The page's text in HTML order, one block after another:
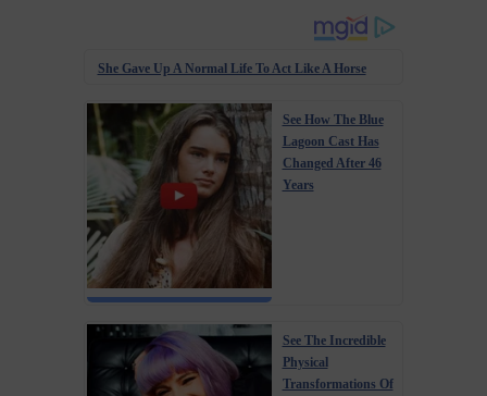
She Gave Up A Normal Life To Act Like A Horse
See How The Blue
Lagoon Cast Has
Changed After 46
Years
See The Incredible
Physical
Transformations Of